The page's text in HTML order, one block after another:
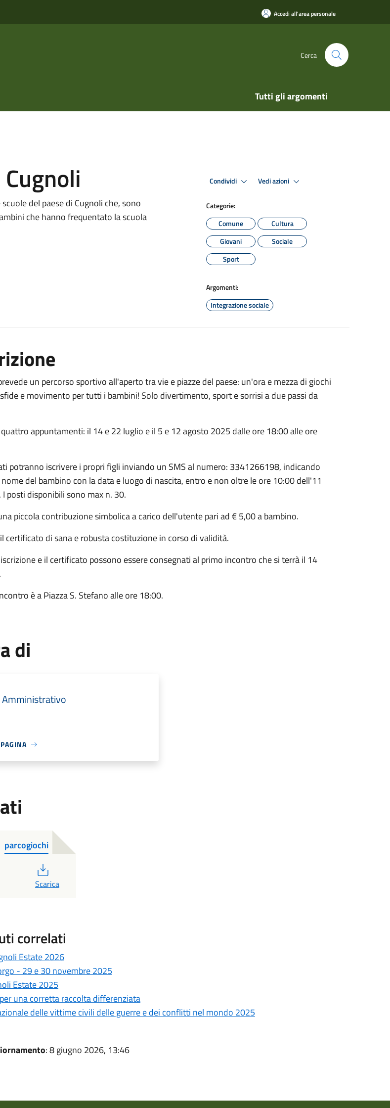
Accedi all'area personale
Cerca
Tutti gli argomenti
del paese di Cugnoli che, sono
che hanno frequentato la scuola
Condividi Vedi azioni
Categorie:
Comune
Cultura
Giovani
Sociale
Sport
Argomenti:
Integrazione sociale
un percorso sportivo all'aperto tra vie e piazze del paese: un'ora e mezza di giochi
e movimento per tutti i bambini! Solo divertimento, sport e sorrisi a due passi da
appuntamenti: il 14 e 22 luglio e il 5 e 12 agosto 2025 dalle ore 18:00 alle ore
potranno iscrivere i propri figli inviando un SMS al numero: 3341266198, indicando
del bambino con la data e luogo di nascita, entro e non oltre le ore 10:00 dell'11
posti disponibili sono max n. 30.
piccola contribuzione simbolica a carico dell'utente pari ad € 5,00 a bambino.
certificato di sana e robusta costituzione in corso di validità.
e il certificato possono essere consegnati al primo incontro che si terrà il 14
è a Piazza S. Stefano alle ore 18:00.
di
parcogiochi
PDF
Scarica
correlati
Estate 2026
- 29 e 30 novembre 2025
Estate 2025
una corretta raccolta differenziata
delle vittime civili delle guerre e dei conflitti nel mondo 2025
: 8 giugno 2026, 13:46